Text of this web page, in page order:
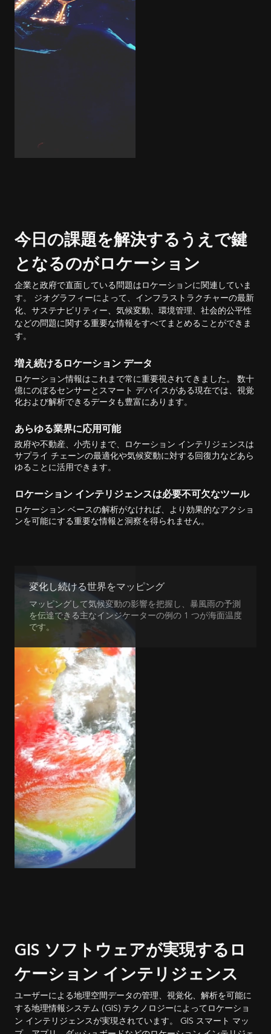
今日の課題を解決するうえで鍵
となるのがロケーション
企業と政府で直面している問題はロケーションに関連していま
す。 ジオグラフィーによって、インフラストラクチャーの最新
化、サステナビリティー、気候変動、環境管理、社会的公平性
などの問題に関する重要な情報をすべてまとめることができま
す。
増え続けるロケーション データ
ロケーション情報はこれまで常に重要視されてきました。 数十
億にのぼるセンサーとスマート デバイスがある現在では、視覚
化および解析できるデータも豊富にあります。
あらゆる業界に応用可能
政府や不動産、小売りまで、ロケーション インテリジェンスは
サプライ チェーンの最適化や気候変動に対する回復力などあら
ゆることに活用できます。
ロケーション インテリジェンスは必要不可欠なツール
ロケーション ベースの解析がなければ、より効果的なアクショ
ンを可能にする重要な情報と洞察を得られません。
変化し続ける世界をマッピング
マッピングして気候変動の影響を把握し、暴風雨の予測
を伝達できる主なインジケーターの例の 1 つが海面温度
です。
GIS ソフトウェアが実現するロ
ケーション インテリジェンス
ユーザーによる地理空間データの管理、視覚化、解析を可能に
する地理情報システム (GIS) テクノロジーによってロケーショ
ン インテリジェンスが実現されています。 GIS スマート マッ